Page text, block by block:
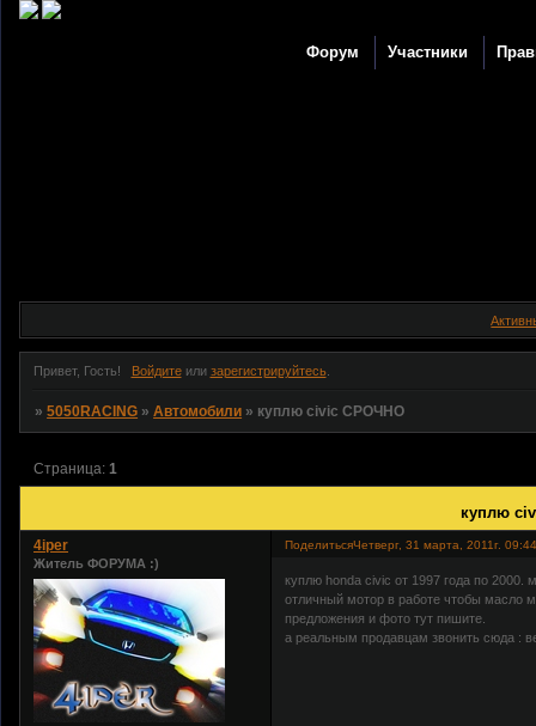
Форум Участники
Привет, Гость! Войдитеили зарегистрируйтесь.
»5050RACING »Автомобили » куплю civic СРОЧНО
куплю
Страница:1
ПоделитьсяЧетверг, 31 марта, 2011г.
4iper
Житель ФОРУМА :)
куплю honda civic от 1997 года по
отличный мотор в работе чтобы масло
предложения и фото тут пишите.
а реальным продавцам звонить сюда :